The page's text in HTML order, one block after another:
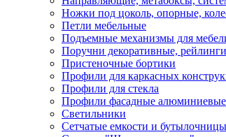
Ножки под цоколь, опорные,
Петли мебельные
Подъемные механизмы для
Поручни декоративные,
Пристеночные бортики
Профили для каркасных
Профили для стекла
Профили фасадные алюминиевые
Светильники
Сетчатые емкости и